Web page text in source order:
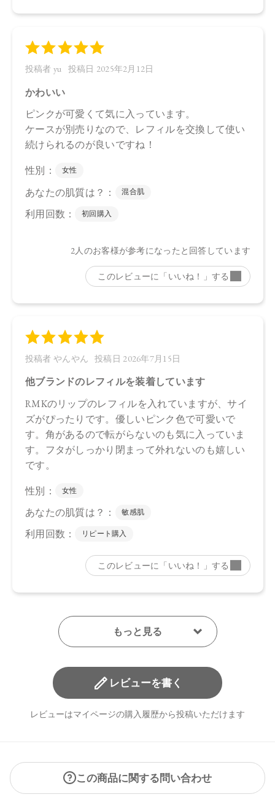
レビューを書く
レビューはマイページの購入履歴から投稿いただけます
この商品に関する問い合わせ